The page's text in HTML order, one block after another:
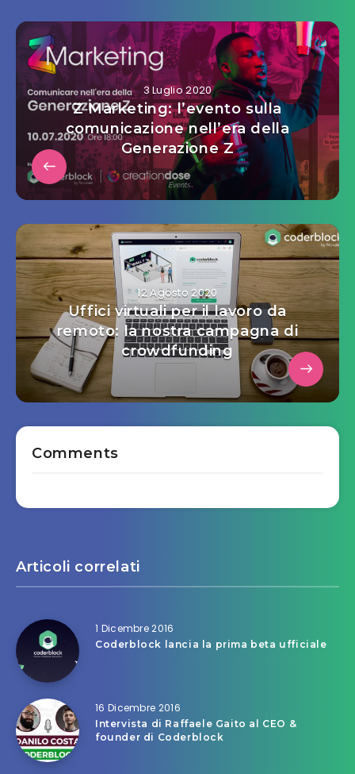
3 Luglio 2020
Z Marketing: l’evento sulla
comunicazione nell’era della
Generazione Z
12 Agosto 2020
Uffici virtuali per il lavoro da
remoto: la nostra campagna di
crowdfunding
Comments
Articoli correlati
1 Dicembre 2016
Coderblock lancia la prima beta ufficiale
16 Dicembre 2016
Intervista di Raffaele Gaito al CEO &
founder di Coderblock